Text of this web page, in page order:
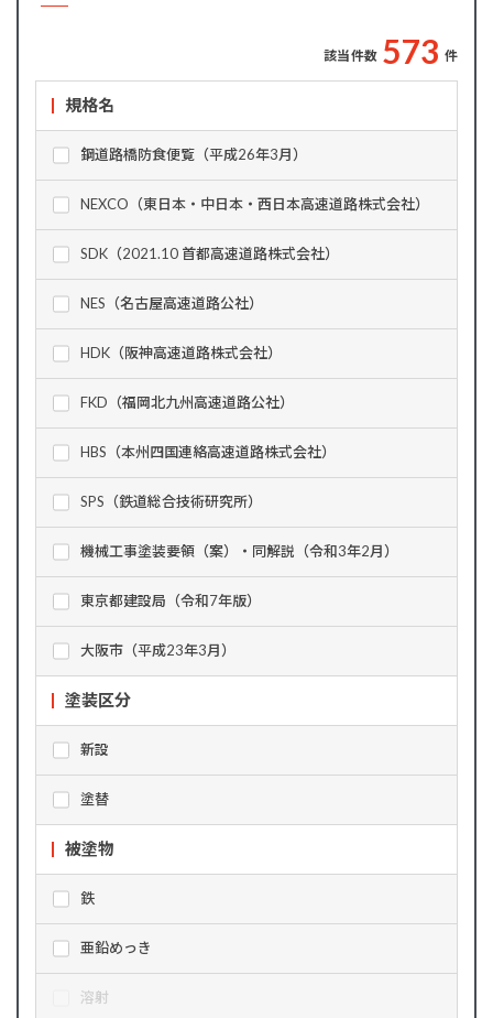
該当件数 573 件
規格名
鋼道路橋防食便覧（平成26年3月）
NEXCO（東日本・中日本・西日本高速道路株式会社）
SDK（2021.10 首都高速道路株式会社）
NES（名古屋高速道路公社）
HDK（阪神高速道路株式会社）
FKD（福岡北九州高速道路公社）
HBS（本州四国連絡高速道路株式会社）
SPS（鉄道総合技術研究所）
機械工事塗装要領（案）・同解説（令和3年2月）
東京都建設局（令和7年版）
大阪市（平成23年3月）
塗装区分
新設
塗替
被塗物
鉄
亜鉛めっき
溶射